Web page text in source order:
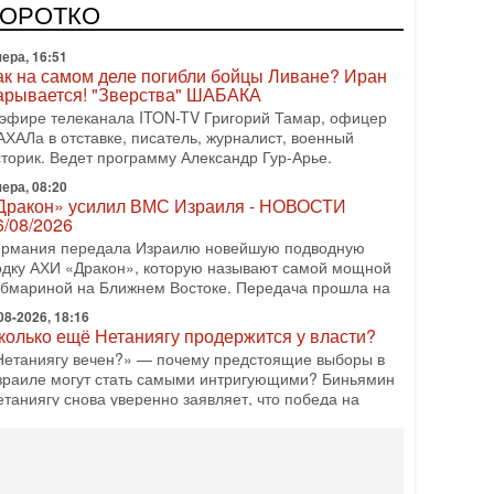
АХИ «Дракон» (Drakon), которая уже стала самой
субмариной в истории ЦАХАЛ. Но почему её
16:51
на самом деле погибли бойцы Ливане? Иран
"Зверства" ШАБАКА
телеканала ITON-TV Григорий Тамар, офицер
в отставке, писатель, журналист, военный
Ведет программу Александр Гур-Арье.
08:20
усилил ВМС Израиля - НОВОСТИ
08/2026
передала Израилю новейшую подводную
АХИ «Дракон», которую называют самой мощной
на Ближнем Востоке. Передача прошла на
2026, 18:16
ещё Нетаниягу продержится у власти?
вечен?» — почему предстоящие выборы в
могут стать самыми интригующими? Биньямин
снова уверенно заявляет, что победа на